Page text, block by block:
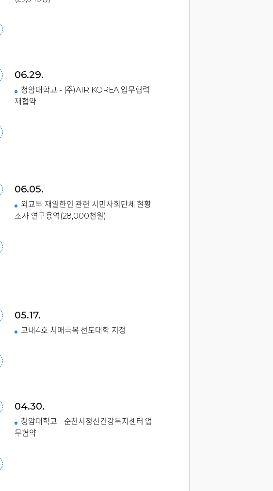
06.29.
청암대학교 - (주)AIR KOREA 업무협력
재협약
06.05.
외교부 재일한인 관련 시민사회단체 현황
조사 연구용역(28,000천원)
05.17.
교내4호 치매극복 선도대학 지정
04.30.
청암대학교 - 순천시정신건강복지센터 업
무협약